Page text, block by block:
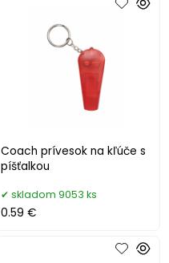
Coach prívesok na kľúče s
píšťalkou
skladom 9053 ks
0.59 €